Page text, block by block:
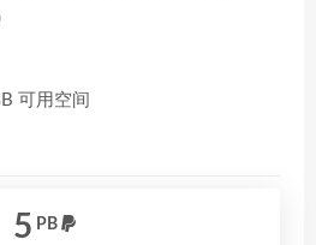
可用空间
5 PB